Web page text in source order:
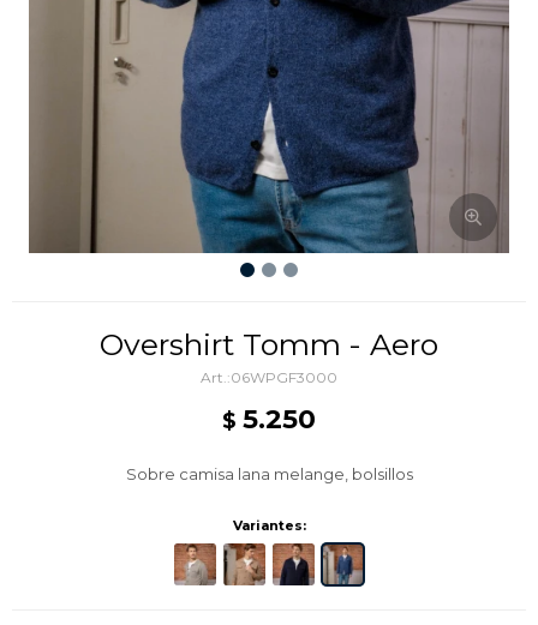
Overshirt Tomm - Aero
06WPGF3000
$ 5.250
Sobre camisa lana melange, bolsillos
Variantes: